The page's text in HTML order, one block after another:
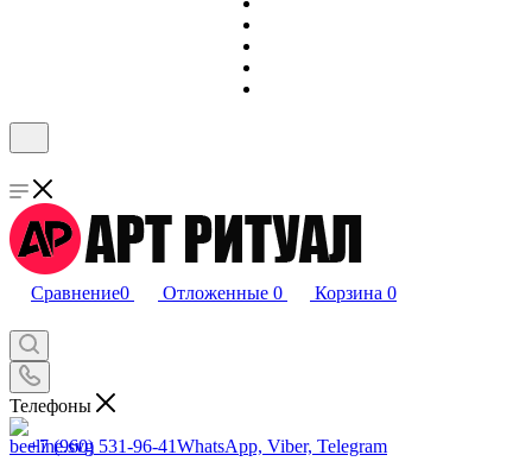
Сравнение0 Отложенные 0 Корзина 0
Телефоны
+7 (960) 531-96-41WhatsApp, Viber, Telegram